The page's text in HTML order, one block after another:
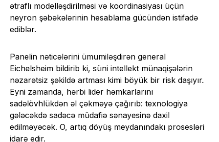
ətraflı modelləşdirilməsi və koordinasiyası üçün
neyron şəbəkələrinin hesablama gücündən istifadə
ediblər.
Panelin nəticələrini ümumiləşdirən general
Eichelsheim bildirib ki, süni intellekt münaqişələrin
nəzarətsiz şəkildə artması kimi böyük bir risk daşıyır.
Eyni zamanda, hərbi lider həmkarlarını
sadəlövhlükdən əl çəkməyə çağırıb: texnologiya
gələcəkdə sadəcə müdafiə sənayesinə daxil
edilməyəcək. O, artıq döyüş meydanındakı prosesləri
idarə edir.